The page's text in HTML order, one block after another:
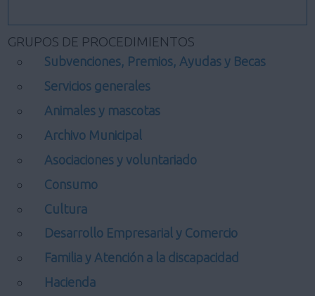
GRUPOS DE PROCEDIMIENTOS
Subvenciones, Premios, Ayudas y Becas
Servicios generales
Animales y mascotas
Archivo Municipal
Asociaciones y voluntariado
Consumo
Cultura
Desarrollo Empresarial y Comercio
Familia y Atención a la discapacidad
Hacienda